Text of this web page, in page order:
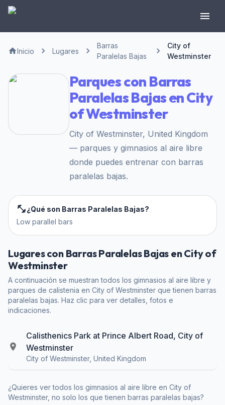
Inicio Lugares
Barras
Paralelas Bajas
City of
Westminster
Parques con Barras
Paralelas Bajas en City
of Westminster
City of Westminster, United Kingdom
— parques y gimnasios al aire libre
donde puedes entrenar con barras
paralelas bajas.
¿Qué son Barras Paralelas Bajas?
Low parallel bars
Lugares con Barras Paralelas Bajas en City of
Westminster
A continuación se muestran todos los gimnasios al aire libre y
parques de calistenia en City of Westminster que tienen barras
paralelas bajas. Haz clic para ver detalles, fotos e
indicaciones.
Calisthenics Park at Prince Albert Road, City of
Westminster
City of Westminster, United Kingdom
¿Quieres ver todos los gimnasios al aire libre en City of
Westminster, no solo los que tienen barras paralelas bajas?